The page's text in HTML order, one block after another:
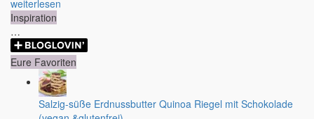
weiterlesen
Inspiration
…
Eure Favoriten
Salzig-süße Erdnussbutter Quinoa Riegel mit Schokolade